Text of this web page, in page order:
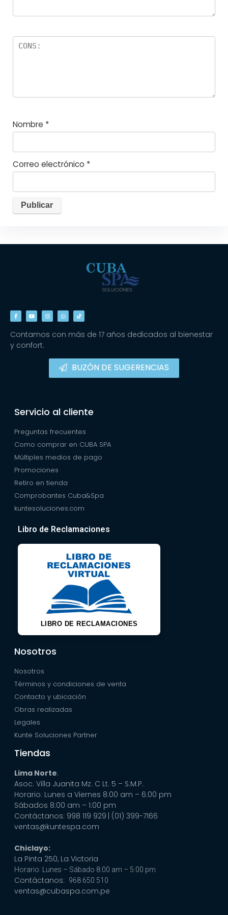
Nombre *
Correo electrónico *
Contamos con más de 17 años dedicados al bienestar
y confort.
BUZÓN DE SUGERENCIAS
Servicio al cliente
Preguntas frecuentes
Como comprar en CUBA SPA
Múltiples medios de pago
Promociones
Retiro en tienda
Comprobantes Cuba&Spa
kuntesoluciones.com
Libro de Reclamaciones
LIBRO DE RECLAMACIONES
Nosotros
Nosotros
Términos y condiciones de venta
Contacto y ubicación
Obras realizadas
Legales
Kunte Soluciones Partner
Tiendas
Lima Norte:
Asoc. Villa Juanita Mz. C Lt. 5 – S.M.P.
Horario: Lunes a Viernes 8:00 am – 6:00 pm
Sábados 8:00 am – 1:00 pm
Contáctanos: 998 119 929 | (01) 399-7166
ventas@kuntespa.com
Chiclayo:
La Pinta 250, La Victoria
Horario: Lunes – Sábado 8:00 am – 5:00 pm
Contáctanos: 968 650 510
ventas@cubaspa.com.pe